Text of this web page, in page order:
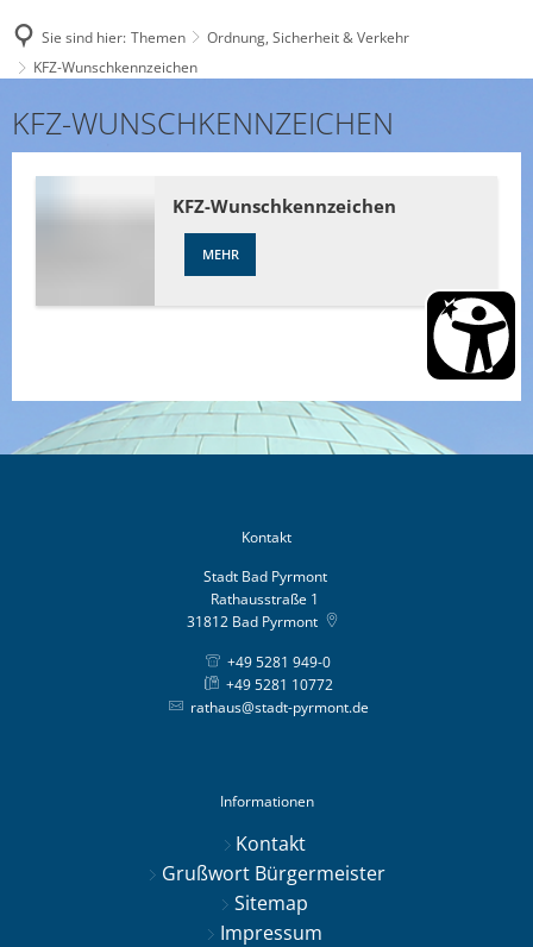
Sie sind hier: Themen
Ordnung, Sicherheit & Verkehr
KFZ-Wunschkennzeichen
KFZ-
Wunschkennzeichen
KFZ-WUNSCHKENNZEICHEN
KFZ-Wunschkennzeichen
MEHR
Kontakt
Stadt Bad Pyrmont
Rathausstraße 1
31812 Bad Pyrmont
+49 5281 949-0
+49 5281 10772
rathaus@stadt-pyrmont.de
Informationen
Kontakt
Grußwort Bürgermeister
Sitemap
Impressum